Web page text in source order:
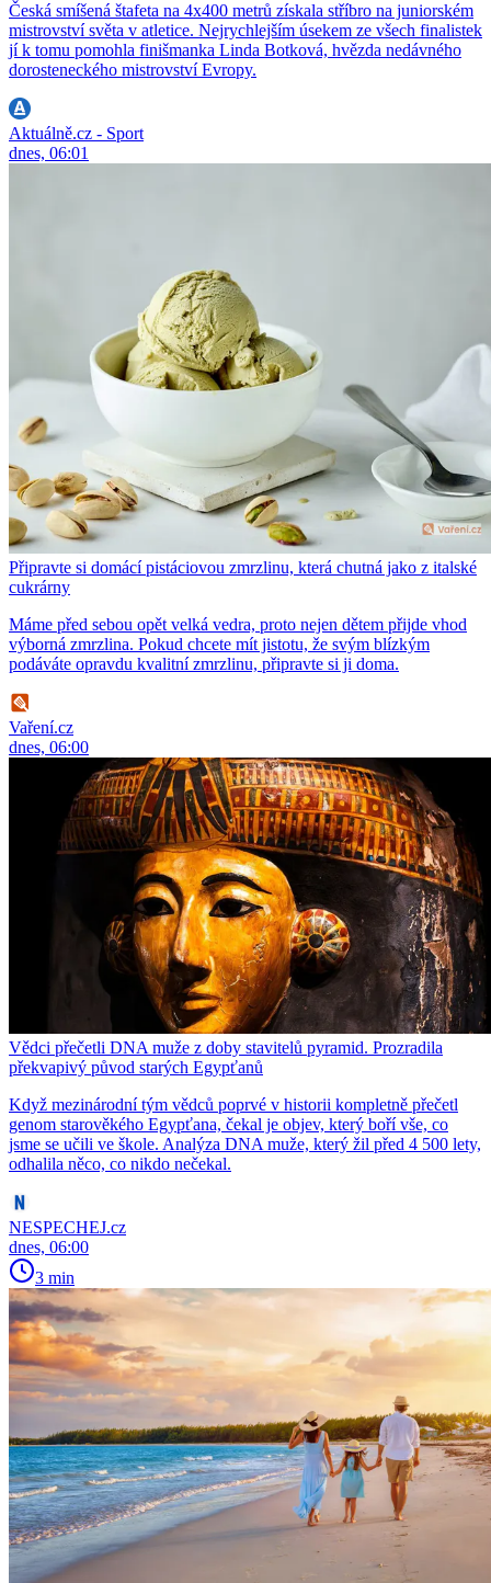
Česká smíšená štafeta na 4x400 metrů získala stříbro na juniorském
mistrovství světa v atletice. Nejrychlejším úsekem ze všech finalistek
jí k tomu pomohla finišmanka Linda Botková, hvězda nedávného
dorosteneckého mistrovství Evropy.
Aktuálně.cz - Sport
dnes, 06:01
Připravte si domácí pistáciovou zmrzlinu, která chutná jako z italské
cukrárny
Máme před sebou opět velká vedra, proto nejen dětem přijde vhod
výborná zmrzlina. Pokud chcete mít jistotu, že svým blízkým
podáváte opravdu kvalitní zmrzlinu, připravte si ji doma.
Vaření.cz
dnes, 06:00
Vědci přečetli DNA muže z doby stavitelů pyramid. Prozradila
překvapivý původ starých Egypťanů
Když mezinárodní tým vědců poprvé v historii kompletně přečetl
genom starověkého Egypťana, čekal je objev, který boří vše, co
jsme se učili ve škole. Analýza DNA muže, který žil před 4 500 lety,
odhalila něco, co nikdo nečekal.
NESPECHEJ.cz
dnes, 06:00
3 min